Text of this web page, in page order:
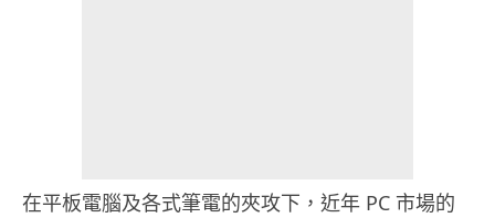
在平板電腦及各式筆電的夾攻下，近年 PC 市場的